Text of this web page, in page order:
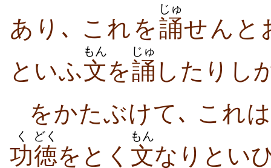
あり､ これを誦
じゅ
せんと
といふ文
もん
を誦
じゅ
したりし
をかたぶけて､ これ
功
く
徳
どく
をとく 文
もん
なりとい